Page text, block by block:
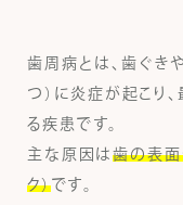
歯周病とは、歯ぐき
つ）に炎症が起こり
る疾患です。
主な原因は歯の表面
ク）です。